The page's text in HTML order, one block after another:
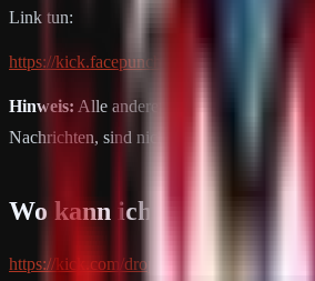
Link tun:
https://kick.facepunch.com
Hinweis: Alle anderen Links,
Nachrichten, sind nicht offiziell und sollten
Wo kann ich meinen
https://kick.com/drops/inventory